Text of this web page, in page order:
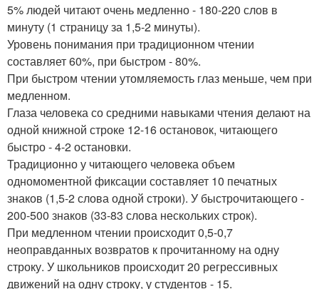
5% людей читают очень медленно - 180-220 слов в
минуту (1 страницу за 1,5-2 минуты).
Уровень понимания при традиционном чтении
составляет 60%, при быстром - 80%.
При быстром чтении утомляемость глаз меньше, чем при
медленном.
Глаза человека со средними навыками чтения делают на
одной книжной строке 12-16 остановок, читающего
быстро - 4-2 остановки.
Традиционно у читающего человека объем
одномоментной фиксации составляет 10 печатных
знаков (1,5-2 слова одной строки). У быстрочитающего -
200-500 знаков (33-83 слова нескольких строк).
При медленном чтении происходит 0,5-0,7
неоправданных возвратов к прочитанному на одну
строку. У школьников происходит 20 регрессивных
движений на одну строку, у студентов - 15.